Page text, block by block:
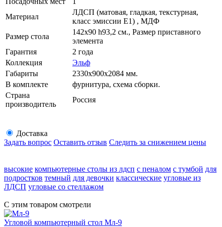
Материал
ЛДСП (матовая, гладкая, текстурная,
класс эмиссии E1) , МДФ
Размер стола
142х90 h93,2 см., Размер приставного
элемента
Гарантия
2 года
Коллекция
Эльф
Габариты
2330х900х2084 мм.
В комплекте
фурнитура, схема сборки.
Страна
производитель
Россия
Доставка
Задать вопрос Оставить отзыв Следить за снижением цены
высокие компьютерные столы из лдсп с пеналом с тумбой для
подростков темный для девочки классические угловые из
ЛДСП угловые со стеллажом
С этим товаром смотрели
Угловой компьютерный стол Мл-9